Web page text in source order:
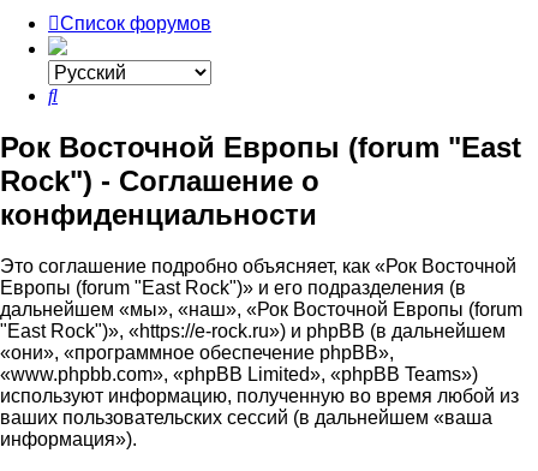
Список форумов
Поиск
Рок Восточной Европы (forum "East
Rock") - Соглашение о
конфиденциальности
Это соглашение подробно объясняет, как «Рок Восточной
Европы (forum "East Rock")» и его подразделения (в
дальнейшем «мы», «наш», «Рок Восточной Европы (forum
"East Rock")», «https://e-rock.ru») и phpBB (в дальнейшем
«они», «программное обеспечение phpBB»,
«www.phpbb.com», «phpBB Limited», «phpBB Teams»)
используют информацию, полученную во время любой из
ваших пользовательских сессий (в дальнейшем «ваша
информация»).